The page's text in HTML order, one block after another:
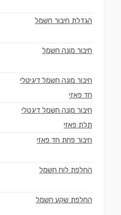
הגדלת חיבור חשמל
חיבור מונה חשמל
חיבור מונה חשמל דיגיטלי
חד פאזי
חיבור מונה חשמל דיגטלי
תלת פאזי
חיבור פחת חד פאזי
החלפת לוח חשמל
החלפת שקע חשמל